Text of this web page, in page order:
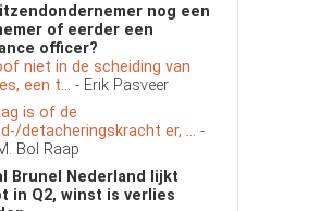
nog een
of eerder een
officer?
niet in de scheiding van
een t... - Erik Pasveer
is of de
detacheringskracht er, ... -
Bol Raap
Brunel Nederland lijkt
in Q2, winst is verlies